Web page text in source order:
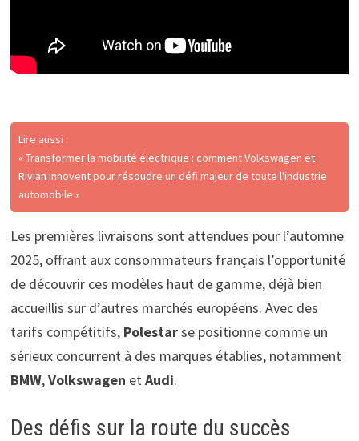
Lire aussi :
« Transformer la mobilité électrique : comment Volkswagen et
Rivian innovent pour résoudre un défi majeur de toute l'industrie
automobile »
Les premières livraisons sont attendues pour l’automne
2025, offrant aux consommateurs français l’opportunité
de découvrir ces modèles haut de gamme, déjà bien
accueillis sur d’autres marchés européens. Avec des
tarifs compétitifs, Polestarse positionne comme un
sérieux concurrent à des marques établies, notamment
BMW,Volkswagen etAudi.
Des défis sur la route du succès